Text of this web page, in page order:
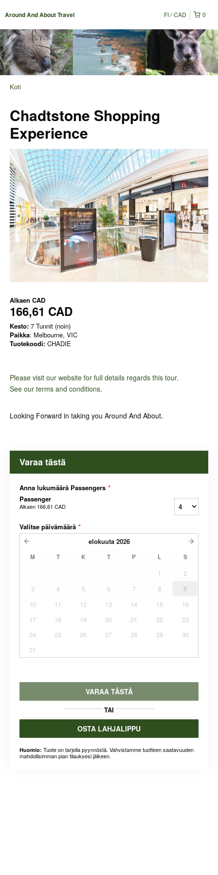
Around And About Travel 0
FI CAD
Koti
Chadtstone Shopping
Experience
Alkaen CAD
166,61 CAD
Kesto: 7 Tunnit (noin)
Paikka: Melbourne, VIC
Tuotekoodi: CHADIE
Please visit our website for full details regards this tour.
See our terms and conditions.
Looking Forward in taking you Around And About.
Varaa tästä
Anna lukumäärä Passengers *
Passenger
Alkaen 166,61 CAD
Valitse päivämäärä *
elokuuta 2026
M T K T P L S
1
2
3
4 5 6 7 8
9
10
11 12 13 14 15
16
17
18 19 20 21 22
23
24
25 26 27 28 29
30
31
VARAA TÄSTÄ
TAI
OSTA LAHJALIPPU
Huomio: Tuote on tarjolla pyynnöstä. Vahvistamme tuotteen saatavuuden
mahdollisimman pian tilauksesi jälkeen.